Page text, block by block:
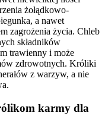
żołądkowo-
a nawet
zagrożenia życia. Chleb
składników
trawienny i może
zdrowotnych. Króliki
z warzyw, a nie
karmy dla